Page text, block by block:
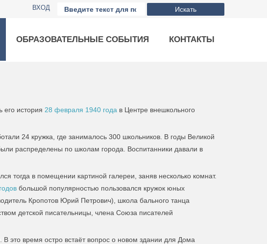
Искать
ВХОД
ОБРАЗОВАТЕЛЬНЫЕ СОБЫТИЯ КОНТАКТЫ
его история 28 февраля 1940 года в Центре внешкольного
24 кружка, где занималось 300 школьников. В годы Великой
распределены по школам города. Воспитанники давали в
тогда в помещении картиной галереи, заняв несколько комнат.
большой популярностью пользовался кружок юных
Кропотов Юрий Петрович), школа бального танца
детской писательницы, члена Союза писателей
это время остро встаёт вопрос о новом здании для Дома